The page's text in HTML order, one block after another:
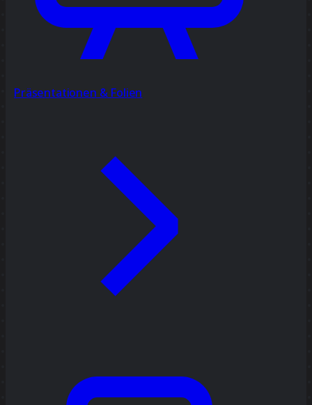
Präsentationen & Folien